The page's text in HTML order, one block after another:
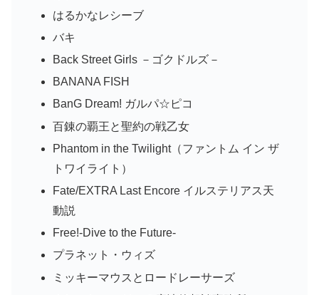
はるかなレシーブ
バキ
Back Street Girls －ゴクドルズ－
BANANA FISH
BanG Dream! ガルパ☆ピコ
百錬の覇王と聖約の戦乙女
Phantom in the Twilight（ファントム イン ザ
トワイライト）
Fate/EXTRA Last Encore イルステリアス天
動説
Free!-Dive to the Future-
プラネット・ウィズ
ミッキーマウスとロードレーサーズ